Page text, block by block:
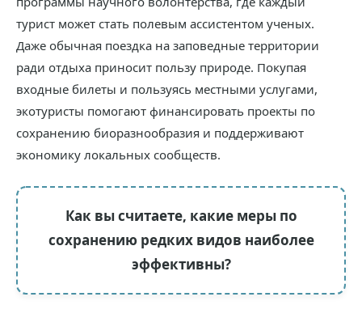
турист может стать полевым ассистентом ученых.
Даже обычная поездка на заповедные территории
ради отдыха приносит пользу природе. Покупая
входные билеты и пользуясь местными услугами,
экотуристы помогают финансировать проекты по
сохранению биоразнообразия и поддерживают
экономику локальных сообществ.
Как вы считаете, какие меры по
сохранению редких видов наиболее
эффективны?